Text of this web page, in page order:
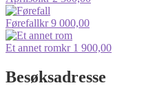
Førefallkr9 000,00
Et annet romkr1 900,00
Besøksadresse